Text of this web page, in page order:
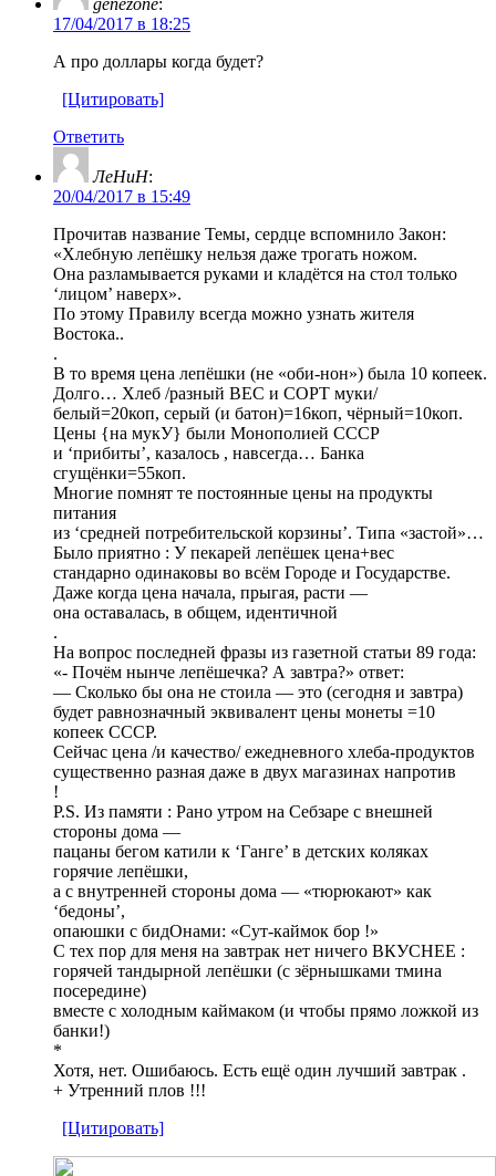
17/04/2017 в 18:25
А про доллары когда будет?
[Цитировать]
Ответить
ЛеНиН:
20/04/2017 в 15:49
Прочитав название Темы, сердце вспомнило Закон:
«Хлебную лепёшку нельзя даже трогать ножом.
Она разламывается руками и кладётся на стол только
‘лицом’ наверх».
По этому Правилу всегда можно узнать жителя
Востока..
.
В то время цена лепёшки (не «оби-нон») была 10 копеек.
Долго… Хлеб /разный ВЕС и СОРТ муки/
белый=20коп, серый (и батон)=16коп, чёрный=10коп.
Цены {на мукУ} были Монополией СССР
и ‘прибиты’, казалось , навсегда… Банка
сгущёнки=55коп.
Многие помнят те постоянные цены на продукты
питания
из ‘средней потребительской корзины’. Типа «застой»…
Было приятно : У пекарей лепёшек цена+вес
стандарно одинаковы во всём Городе и Государстве.
Даже когда цена начала, прыгая, расти —
она оставалась, в общем, идентичной
.
На вопрос последней фразы из газетной статьи 89 года:
«- Почём нынче лепёшечка? А завтра?» ответ:
— Сколько бы она не стоила — это (cегодня и завтра)
будет равнозначный эквивалент цены монеты =10
копеек СССР.
Cейчас цена /и качество/ ежедневного хлеба-продуктов
существенно разная даже в двух магазинах напротив
!
P.S. Из памяти : Рано утром на Себзаре с внешней
стороны дома —
пацаны бегом катили к ‘Ганге’ в детских коляках
горячие лепёшки,
а с внутренней стороны дома — «тюрюкают» как
‘бедоны’,
опаюшки с бидОнами: «Сут-каймок бор !»
C тех пор для меня на завтрак нет ничего ВКУСНЕЕ :
горячей тандырной лепёшки (c зёрнышками тмина
посередине)
вместе с холодным каймаком (и чтобы прямо ложкой из
банки!)
*
Хотя, нет. Oшибаюсь. Есть ещё один лучший завтрак .
+ Утренний плов !!!
[Цитировать]